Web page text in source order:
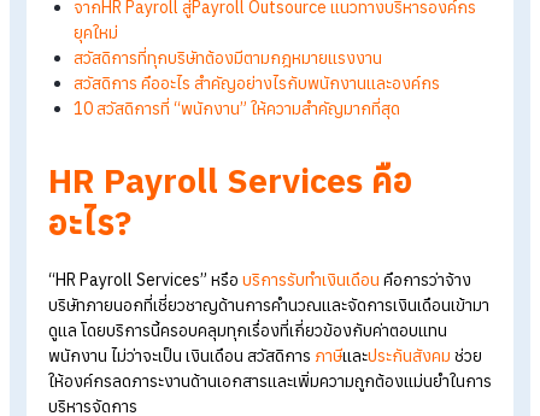
อาชีพ
บริการรับทำเงินเดือน ช่วยจัดการสวัสดิการพนักงานด้านใดบ้า
บริการ Outsource เงินเดือนแบบครบวงจร ช่วยองค์กรได้
อย่างไร?
ยุคใหม่
สวัสดิการที่ทุกบริษัทต้องมีตามกฎหมายแรงงาน
สวัสดิการ คืออะไร สำคัญอย่างไรกับพนักงานและองค์กร
HR Payroll Servicesคือ
อะไร?